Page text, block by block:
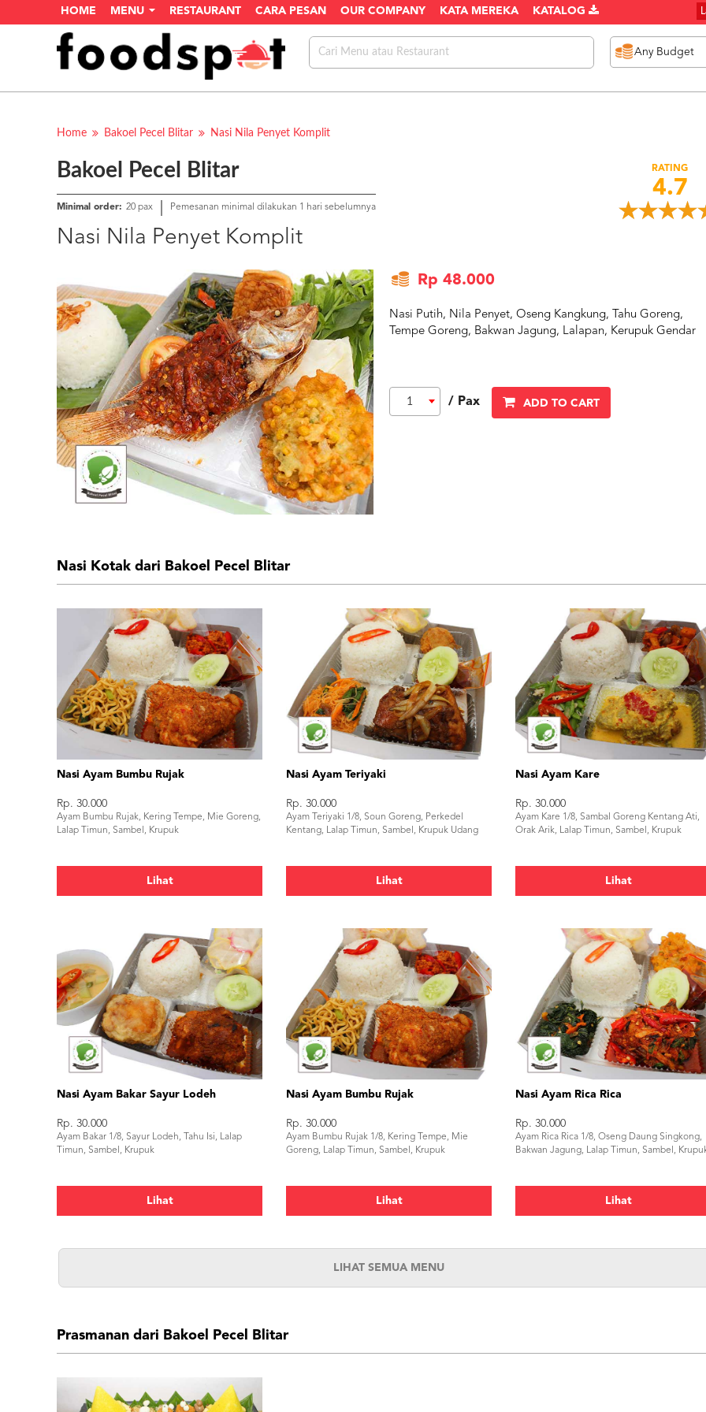
HOME MENU RESTAURANT CARA PESAN OUR COMPANY KATA MEREKA KATALOG
Home Bakoel Pecel Blitar Nasi Nila Penyet Komplit
Bakoel Pecel Blitar
Minimal order: 20 pax Pemesanan minimal dilakukan 1 hari sebelumnya
Nasi Nila Penyet Komplit
RATING
4.7
Rp 48.000
Nasi Putih, Nila Penyet, Oseng Kangkung, Tahu Goreng,
Tempe Goreng, Bakwan Jagung, Lalapan, Kerupuk Gendar
1 / Pax ADD TO CART
Nasi Kotak dari Bakoel Pecel Blitar
Nasi Ayam Bumbu Rujak
Rp. 30.000
Ayam Bumbu Rujak, Kering Tempe, Mie Goreng,
Lalap Timun, Sambel, Krupuk
Lihat
Nasi Ayam Teriyaki
Rp. 30.000
Ayam Teriyaki 1/8, Soun Goreng, Perkedel
Kentang, Lalap Timun, Sambel, Krupuk Udang
Lihat
Nasi Ayam Kare
Rp. 30.000
Ayam Kare 1/8, Sambal Goreng Kentang Ati,
Orak Arik, Lalap Timun, Sambel, Krupuk
Lihat
Nasi Ayam Bakar Sayur Lodeh
Rp. 30.000
Ayam Bakar 1/8, Sayur Lodeh, Tahu Isi, Lalap
Timun, Sambel, Krupuk
Lihat
Nasi Ayam Bumbu Rujak
Rp. 30.000
Ayam Bumbu Rujak 1/8, Kering Tempe, Mie
Goreng, Lalap Timun, Sambel, Krupuk
Lihat
Nasi Ayam Rica Rica
Rp. 30.000
Ayam Rica Rica 1/8, Oseng Daung Singkong,
Bakwan Jagung, Lalap Timun, Sambel,
Lihat
LIHAT SEMUA MENU
Prasmanan dari Bakoel Pecel Blitar